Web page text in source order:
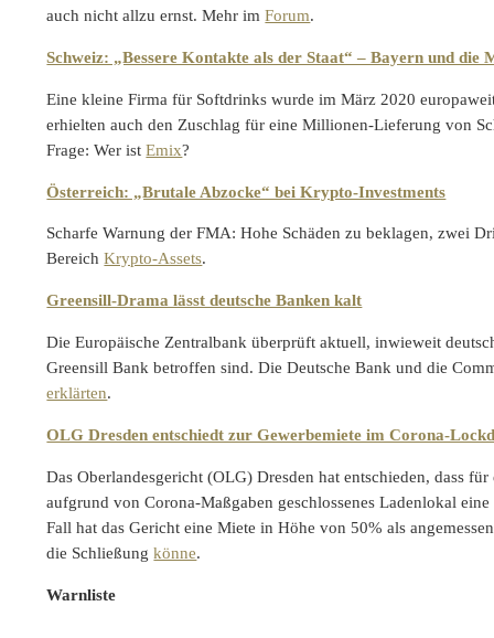
auch nicht allzu ernst. Mehr imForum.
Schweiz: „Bessere Kontakte als der Staat“ – Bayern und
Eine kleine Firma für Softdrinks wurde im März 2020
erhielten auch den Zuschlag für eine Millionen-Lieferung von
Frage: Wer istEmix?
Österreich: „Brutale Abzocke“ bei Krypto-Investments
Scharfe Warnung der FMA: Hohe Schäden zu beklagen, zwei
BereichKrypto-Assets.
Greensill-Drama lässt deutsche Banken kalt
Die Europäische Zentralbank überprüft aktuell, inwieweit
Greensill Bank betroffen sind. Die Deutsche Bank und die
erklärten.
OLG Dresden entschiedt zur Gewerbemiete im Corona-
Das Oberlandesgericht (OLG) Dresden hat entschieden, dass
aufgrund von Corona-Maßgaben geschlossenes Ladenlokal
Fall hat das Gericht eine Miete in Höhe von 50% als
die Schließungkönne.
Warnliste